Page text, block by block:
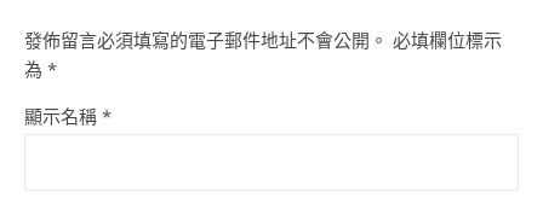
發佈留言必須填寫的電子郵件地址不會公開。 必填欄位標示
為 *
顯示名稱 *